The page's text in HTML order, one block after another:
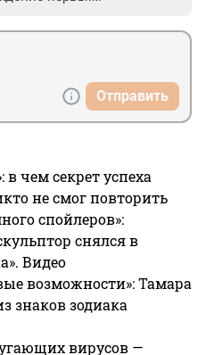
Отправить
чем секрет успеха
не смог повторить
спойлеров»:
снялся в
Видео
возможности»: Тамара
знаков зодиака
вирусов —